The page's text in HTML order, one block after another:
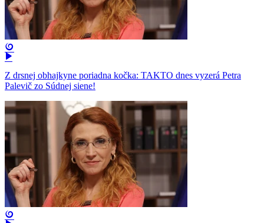
Z drsnej obhajkyne poriadna kočka: TAKTO dnes vyzerá Petra
Palevič zo Súdnej siene!